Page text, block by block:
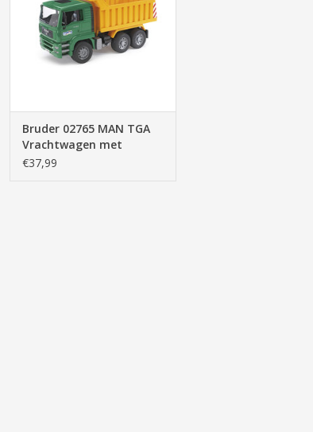
kind, container, bak
TOEVOEGEN AAN WINKELWAGEN
Bruder 02765 MAN TGA
Vrachtwagen met
Kiepbak (1:16)
€37,99